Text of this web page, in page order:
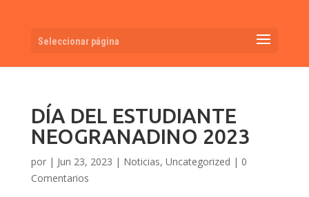
Seleccionar página
DÍA DEL ESTUDIANTE
NEOGRANADINO 2023
por | Jun 23, 2023 | Noticias, Uncategorized | 0
Comentarios